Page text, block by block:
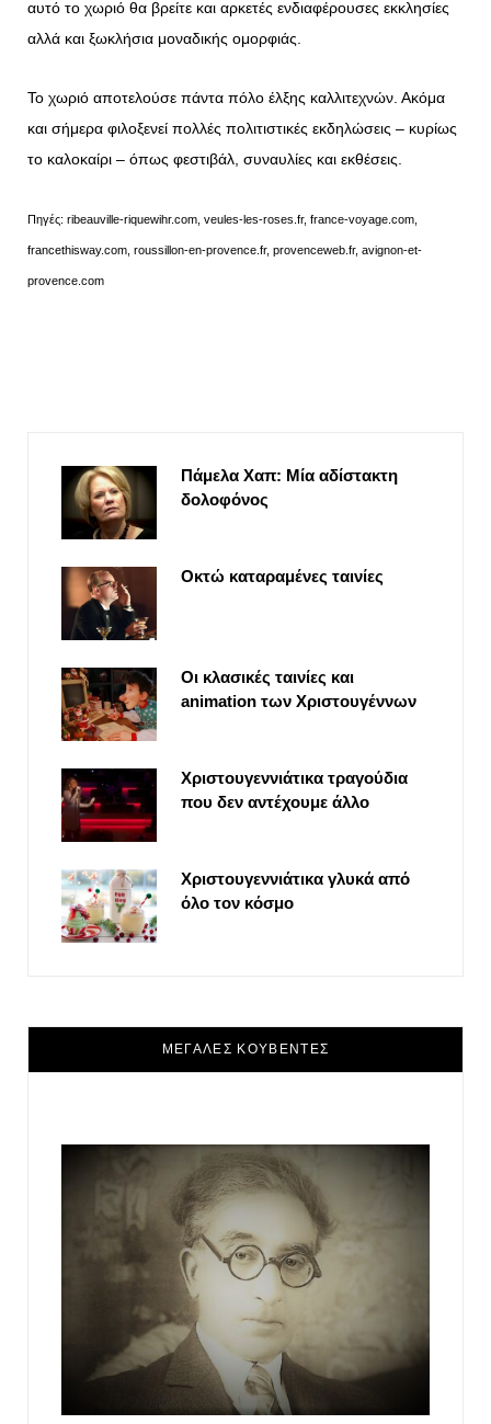
αυτό το χωριό θα βρείτε και αρκετές ενδιαφέρουσες εκκλησίες
αλλά και ξωκλήσια μοναδικής ομορφιάς.
Το χωριό αποτελούσε πάντα πόλο έλξης καλλιτεχνών. Ακόμα
και σήμερα φιλοξενεί πολλές πολιτιστικές εκδηλώσεις – κυρίως
το καλοκαίρι – όπως φεστιβάλ, συναυλίες και εκθέσεις.
Πηγές: ribeauville-riquewihr.com, veules-les-roses.fr, france-voyage.com,
francethisway.com, roussillon-en-provence.fr, provenceweb.fr, avignon-et-
provence.com
Πάμελα Χαπ: Μία αδίστακτη
δολοφόνος
Οκτώ καταραμένες ταινίες
Οι κλασικές ταινίες και
animation των Χριστουγέννων
Χριστουγεννιάτικα τραγούδια
που δεν αντέχουμε άλλο
Χριστουγεννιάτικα γλυκά από
όλο τον κόσμο
ΜΕΓΑΛΕΣ ΚΟΥΒΕΝΤΕΣ